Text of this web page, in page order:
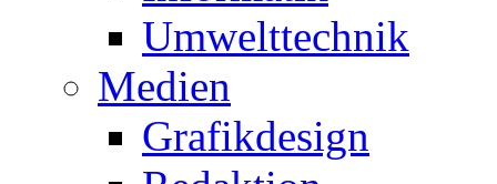
Umwelttechnik
Medien
Grafikdesign